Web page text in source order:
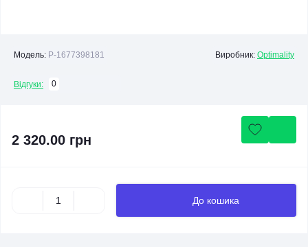
Модель: P-1677398181 Виробник: Optimality
Відгуки: 0
2 320.00 грн
До кошика